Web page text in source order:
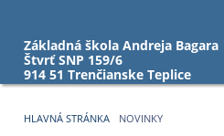
Základná škola Andreja Bagara
Štvrť SNP 159/6
914 51 Trenčianske Teplice
HLAVNÁ STRÁNKA NOVINKY